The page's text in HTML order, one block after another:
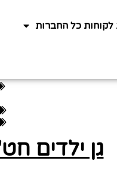
לקוחות כל החברות
גן ילדים